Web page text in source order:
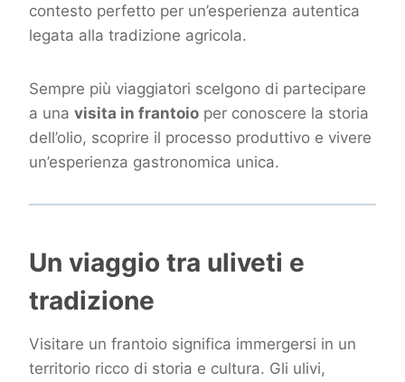
contesto perfetto per un’esperienza autentica
legata alla tradizione agricola.
Sempre più viaggiatori scelgono di partecipare
a una visita in frantoio per conoscere la storia
dell’olio, scoprire il processo produttivo e vivere
un’esperienza gastronomica unica.
Un viaggio tra uliveti e
tradizione
Visitare un frantoio significa immergersi in un
territorio ricco di storia e cultura. Gli ulivi,